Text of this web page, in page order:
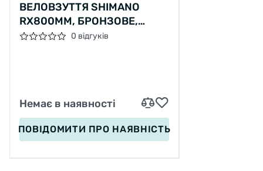
ВЕЛОВЗУТТЯ SHIMANO
RX800MM, БРОНЗОВЕ,
РОЗМ. EU450 відгуків
Немає в наявності
ПОВІДОМИТИ ПРО НАЯВНІСТЬ